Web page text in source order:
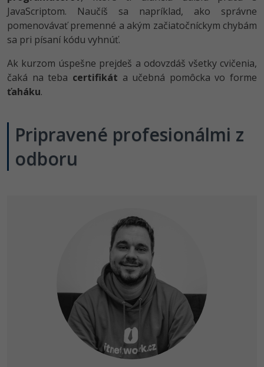
JavaScriptom. Naučíš sa napríklad, ako správne
pomenovávať premenné a akým začiatočníckym chybám
sa pri písaní kódu vyhnúť.
Ak kurzom úspešne prejdeš a odovzdáš všetky cvičenia,
čaká na teba certifikát a učebná pomôcka vo forme
ťaháku.
Pripravené profesionálmi z
odboru